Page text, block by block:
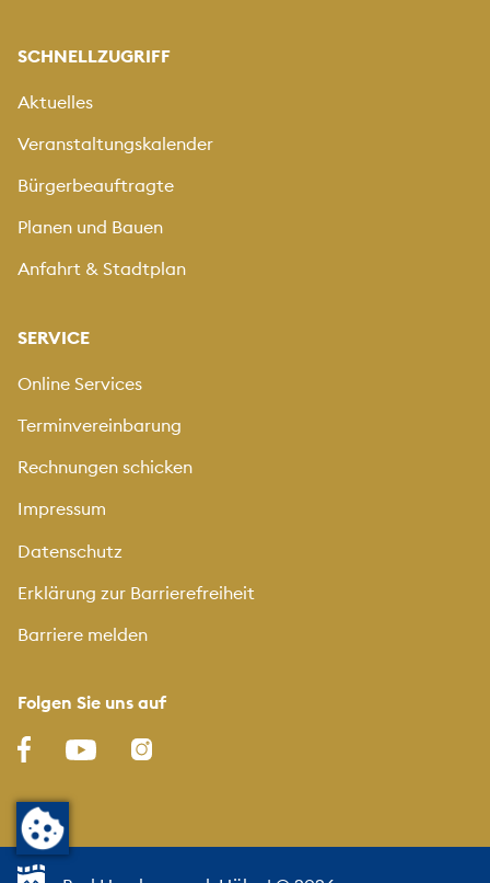
SCHNELLZUGRIFF
Aktuelles
Veranstaltungskalender
Bürgerbeauftragte
Planen und Bauen
Anfahrt & Stadtplan
SERVICE
Online Services
Terminvereinbarung
Rechnungen schicken
Impressum
Datenschutz
Erklärung zur Barrierefreiheit
Barriere melden
Folgen Sie uns auf